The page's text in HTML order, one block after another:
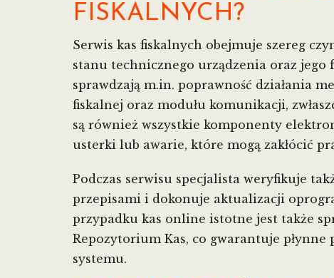
FISKALNYCH?
Serwis kas fiskalnych obejmuje szereg
stanu technicznego urządzenia oraz
sprawdzają m.in. poprawność działania
fiskalnej oraz modułu komunikacji,
są również wszystkie komponenty
usterki lub awarie, które mogą zakłócić
Podczas serwisu specjalista weryfikuje
przepisami i dokonuje aktualizacji
przypadku kas online istotne jest także
Repozytorium Kas, co gwarantuje płynne
systemu.